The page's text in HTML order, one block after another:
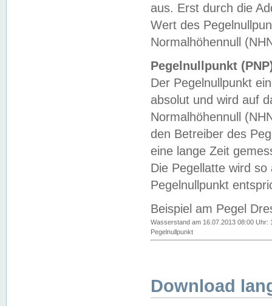
aus. Erst durch die
Wert des
Normalhöhennull
Pegelnullpunkt
Der Pegelnullpunkt
absolut und wird auf
Normalhöhennull
den Betreiber des
eine lange Zeit
Die Pegellatte wird
Pegelnullpunkt
Beispiel am Pegel
Wasserstand am 16.07.2013 08:00 Uhr:
Pegelnullpunkt
Download